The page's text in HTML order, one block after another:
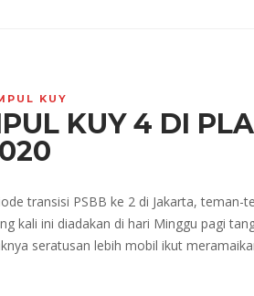
KUY
KUY 4 DI
transisi PSBB ke 2 di Jakarta,
kali ini diadakan di hari Minggu pagi
seratusan lebih mobil ikut